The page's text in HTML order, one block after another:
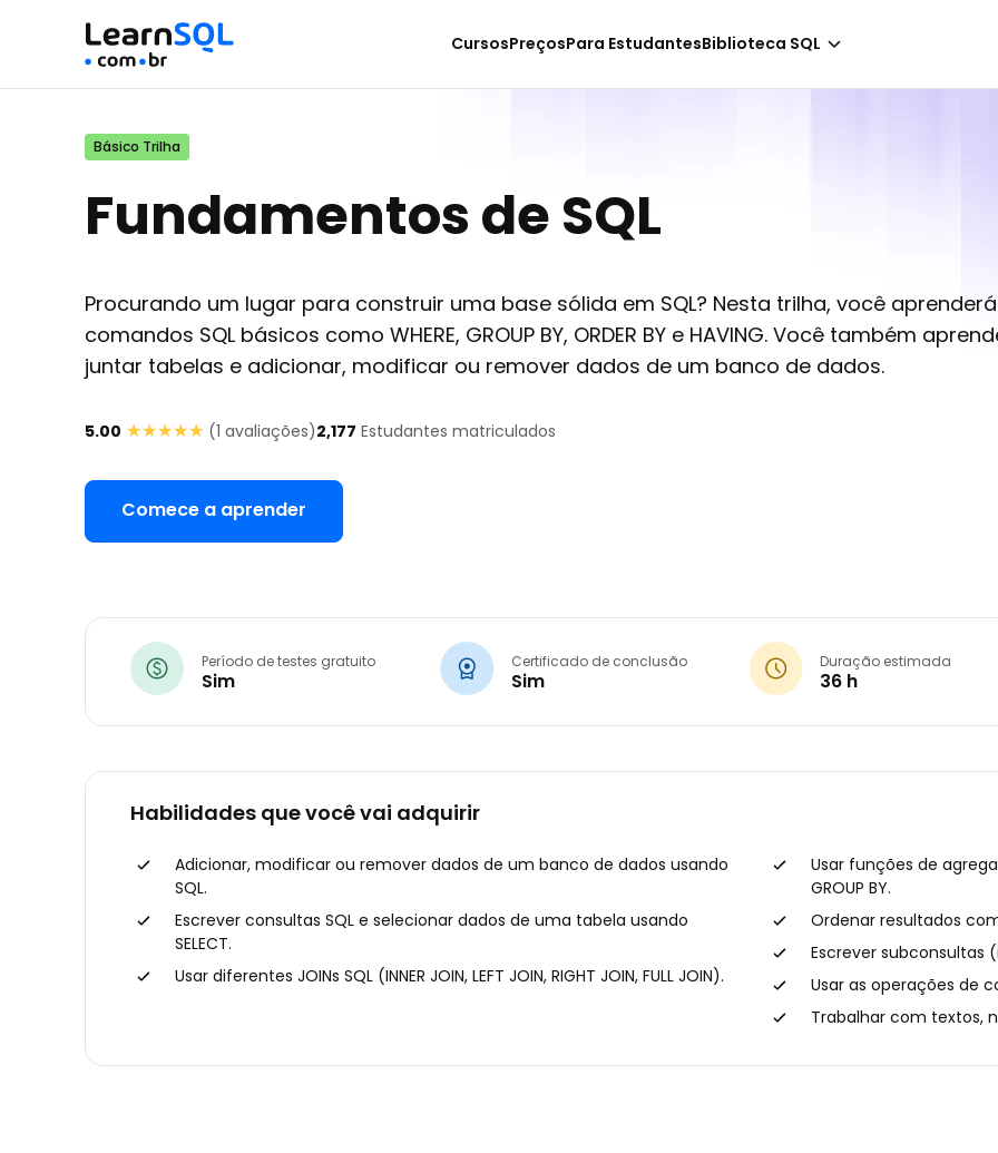
-Apenas NaN horas!
CursosPreçosPara EstudantesBiblioteca SQL
Básico Trilha
Fundamentos de SQL
Procurando um lugar para construir uma base sólida em SQL? Nesta trilha, você aprenderá
comandos SQL básicos como WHERE, GROUP BY, ORDER BY e HAVING. Você também
juntar tabelas e adicionar, modificar ou remover dados de um banco de dados.
5.00 ★★★★★
★★★★★ (1 avaliações)2,177 Estudantes matriculados
Comece a aprender
Período de testes gratuito
Sim
Certificado de conclusão
Sim
Duração estimada
36 h
Habilidades que você vai adquirir
Adicionar, modificar ou remover dados de um banco de dados usando
SQL.
Escrever consultas SQL e selecionar dados de uma tabela usando
SELECT.
Usar diferentes JOINs SQL (INNER JOIN, LEFT JOIN, RIGHT JOIN, FULL JOIN).
Usar funções de
GROUP BY.
Ordenar resultados
Escrever subconsultas
Usar as operações de
Trabalhar com textos,